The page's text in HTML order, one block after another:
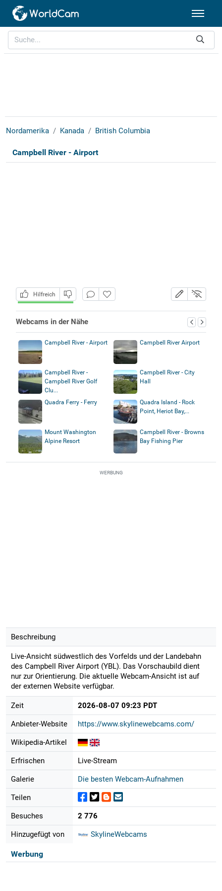
Nordamerika Kanada British Columbia
Campbell River - Airport
Hilfreich
Webcams in der Nähe
Campbell River - Airport Campbell River Airport
Campbell River -
Campbell River Golf
Clu...
Campbell River - City
Hall
Quadra Ferry - Ferry
Quadra Island - Rock
Point, Heriot Bay,...
Mount Washington
Alpine Resort
Campbell River - Browns
Bay Fishing Pier
WERBUNG
Beschreibung
Live-Ansicht südwestlich des Vorfelds und der Landebahn
des Campbell River Airport (YBL). Das Vorschaubild dient
nur zur Orientierung. Die aktuelle Webcam-Ansicht ist auf
der externen Website verfügbar.
Zeit 2026-08-07 09:23 PDT
Anbieter-Website https://www.skylinewebcams.com/
Wikipedia-Artikel
Erfrischen Live-Stream
Galerie Die besten Webcam-Aufnahmen
Teilen
Besuches 2 776
Hinzugefügt von SkylineWebcams
Werbung